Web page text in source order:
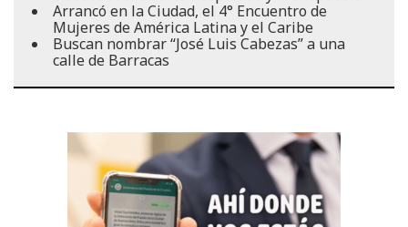
Arrancó en la Ciudad, el 4° Encuentro de
Mujeres de América Latina y el Caribe
Buscan nombrar “José Luis Cabezas” a una
calle de Barracas